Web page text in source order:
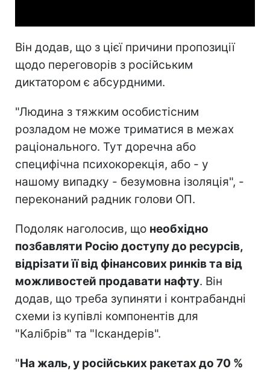
Він додав, що з цієї причини пропозиції
щодо переговорів з російським
диктатором є абсурдними.
"Людина з тяжким особистісним
розладом не може триматися в межах
раціонального. Тут доречна або
специфічна психокорекція, або - у
нашому випадку - безумовна ізоляція", -
переконаний радник голови ОП.
Подоляк наголосив, що необхідно
позбавляти Росію доступу до ресурсів,
відрізати її від фінансових ринків та від
можливостей продавати нафту. Він
додав, що треба зупиняти і контрабандні
схеми із купівлі компонентів для
"Калібрів" та "Іскандерів".
"На жаль, у російських ракетах до 70 %